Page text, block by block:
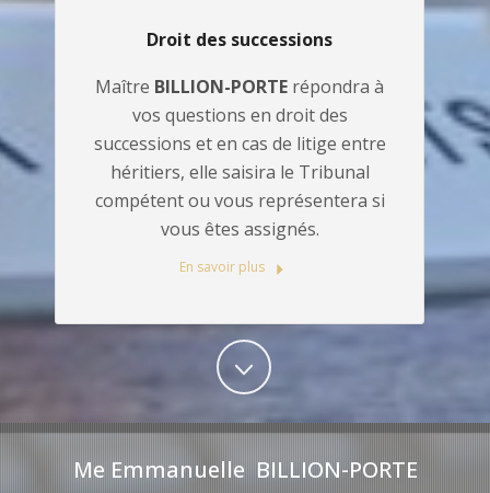
Droit des successions
Maître BILLION-PORTE répondra à
vos questions en droit des
successions et en cas de litige entre
héritiers, elle saisira le Tribunal
compétent ou vous représentera si
vous êtes assignés.
En savoir plus
Me Emmanuelle BILLION-PORTE